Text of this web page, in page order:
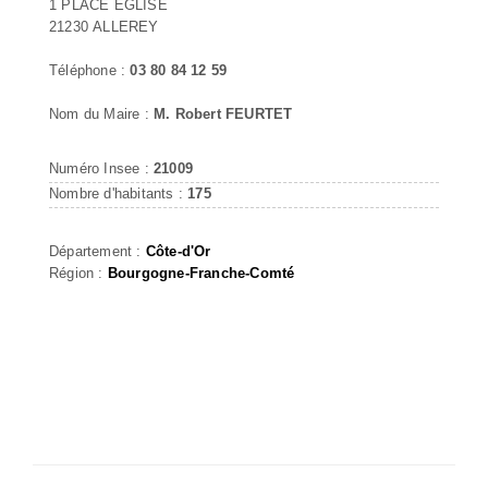
1 PLACE EGLISE
21230 ALLEREY
Téléphone :03 80 84 12 59
Nom du Maire : M. Robert FEURTET
Numéro Insee : 21009
Nombre d'habitants : 175
Département : Côte-d'Or
Région : Bourgogne-Franche-Comté